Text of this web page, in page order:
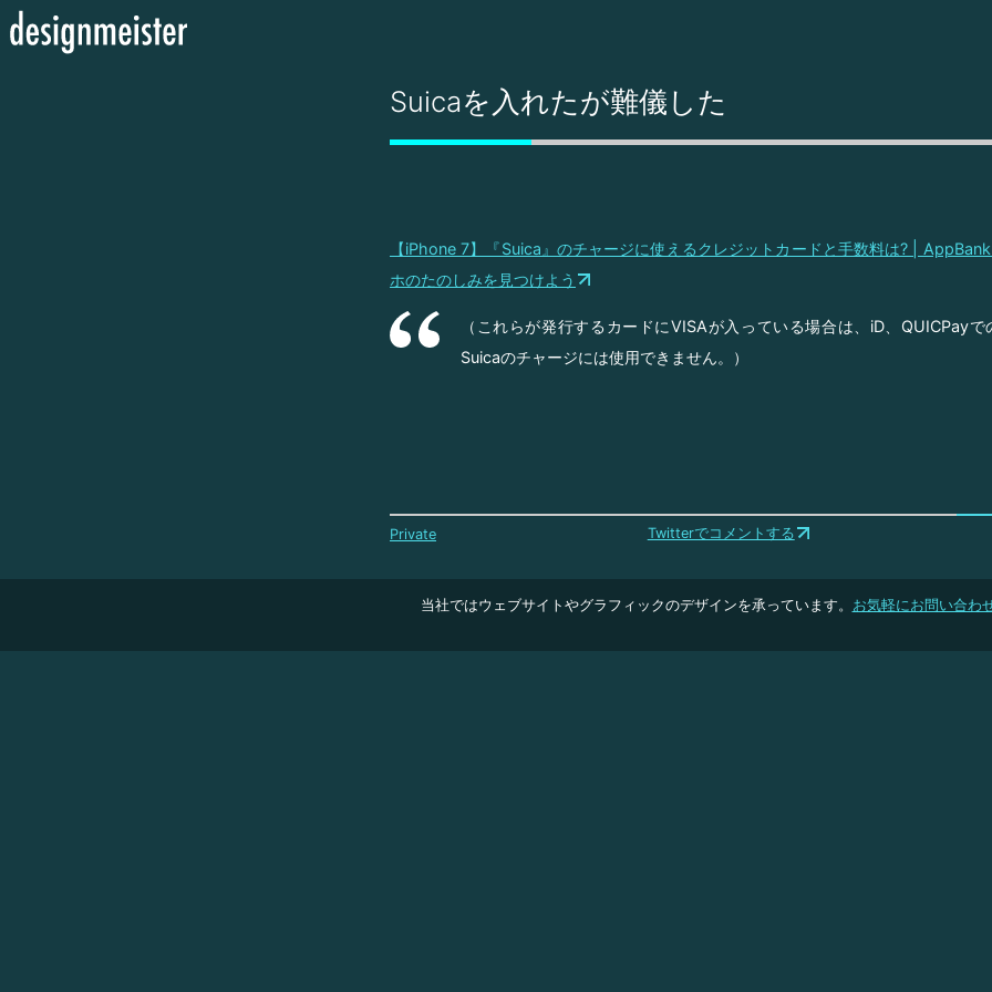
Suicaを入れたが難儀した
【iPhone 7】『Suica』のチャージに使えるクレジットカードと手数料は? |
ホのたのしみを見つけよう
（これらが発行するカードにVISAが入っている場合は、iD、QUICPayで
Suicaのチャージには使用できません。）
Private Twitterでコメントする
当社ではウェブサイトやグラフィックのデザインを承っています。 お気軽にお問い合わ